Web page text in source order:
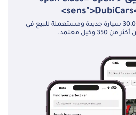
استكشف أكثر من 30،000 سيارة جديدة ومستعملة للبيع في
350 وكيل معتمد.